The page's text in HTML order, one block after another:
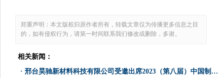
郑重声明：本文版权归原作者所有，转载文章仅为传播更多信息之目
的，如有侵权行为，请第一时间联系我们修改或删除，多谢。
相关新闻：
· 邢台昊驰新材料科技有限公司受邀出席2023（第八届）中国制造强国论坛